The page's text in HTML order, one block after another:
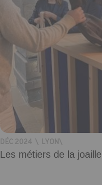
DÉC 2024 \ LYON\
Les métiers de la